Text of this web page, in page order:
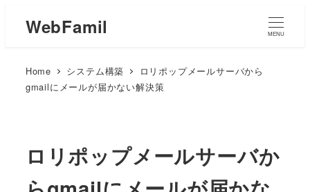
WebFamil MENU
Home システム構築
ロリポップメールサーバから
gmailにメールが届かない解決策
ロリポップメールサーバか